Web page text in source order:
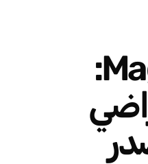
Magentic-UI: